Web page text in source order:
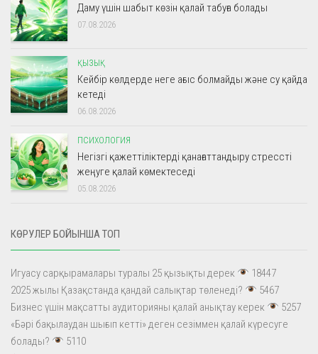
Даму үшін шабыт көзін қалай табуға болады
07.08.2026
ҚЫЗЫҚ
Кейбір көлдерде неге ағыс болмайды және су қайда
кетеді
06.08.2026
ПСИХОЛОГИЯ
Негізгі қажеттіліктерді қанағаттандыру стрессті
жеңуге қалай көмектеседі
05.08.2026
КӨРУЛЕР БОЙЫНША ТОП
Игуасу сарқырамалары туралы 25 қызықты дерек
18447
2025 жылы Қазақстанда қандай салықтар төленеді?
5467
Бизнес үшін мақсатты аудиторияны қалай анықтау керек
5257
«Бәрі бақылаудан шығып кетті» деген сезіммен қалай күресуге
болады?
5110